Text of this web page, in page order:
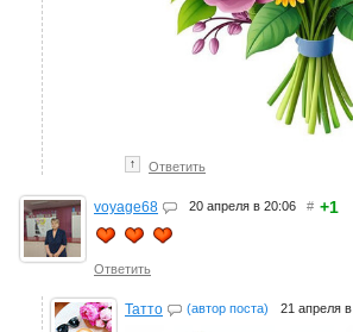
↑ Ответить
voyage68 20 апреля в 20:06 # +1
Ответить
Татто (автор поста) 21 апреля